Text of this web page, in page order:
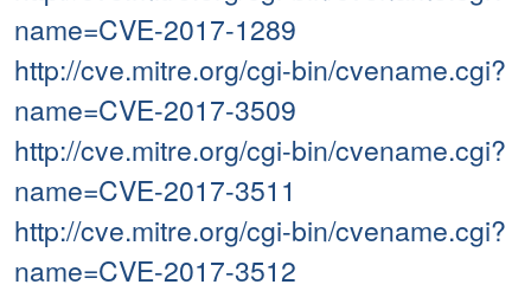
name=CVE-2017-1289
http://cve.mitre.org/cgi-bin/cvename.cgi?
name=CVE-2017-3509
http://cve.mitre.org/cgi-bin/cvename.cgi?
name=CVE-2017-3511
http://cve.mitre.org/cgi-bin/cvename.cgi?
name=CVE-2017-3512